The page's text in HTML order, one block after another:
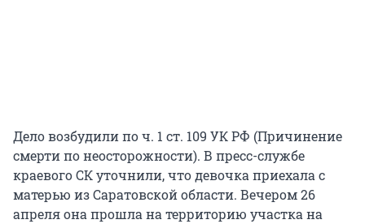
Дело возбудили по ч. 1 ст. 109 УК РФ (Причинение
смерти по неосторожности). В пресс-службе
краевого СК уточнили, что девочка приехала с
матерью из Саратовской области. Вечером 26
апреля она прошла на территорию участка на